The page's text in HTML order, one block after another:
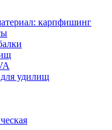
карпфишинг
удилищ